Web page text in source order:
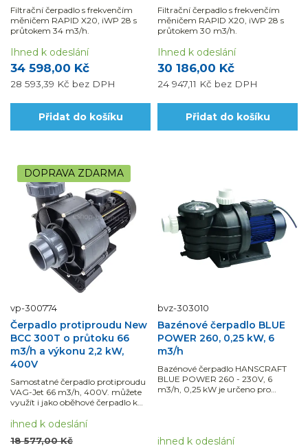
Filtrační čerpadlo s frekvenčím
měničem RAPID X20, iWP 28 s
průtokem 34 m3/h.
34 598,00 Kč
28 593,39 Kč bez DPH
Ihned k odeslání
Přidat do košíku
Filtrační čerpadlo s frekvenčím
měničem RAPID X20, iWP 28 s
průtokem 30 m3/h.
30 186,00 Kč
24 947,11 Kč bez DPH
Ihned k odeslání
Přidat do košíku
DOPRAVA ZDARMA
vp-300774
Čerpadlo protiproudu New
BCC 300T o průtoku 66
m3/h a výkonu 2,2 kW,
400V
Samostatné čerpadlo protiproudu
VAG-Jet 66 m3/h, 400V. můžete
využít i jako oběhové čerpadlo k
18 577,00 Kč
ihned k odeslání
bvz-303010
Bazénové čerpadlo BLUE
POWER 260, 0,25 kW, 6
m3/h
Bazénové čerpadlo HANSCRAFT
BLUE POWER 260 - 230V, 6
m3/h, 0,25 kW je určeno pro
ihned k odeslání